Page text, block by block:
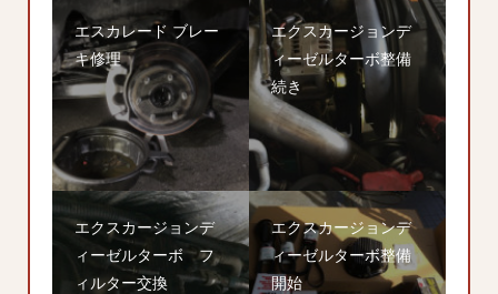
エスカレード ブレー
キ修理
エクスカージョンデ
ィーゼルターボ整備
続き
エクスカージョンデ
ィーゼルターボ フ
ィルター交換
エクスカージョンデ
ィーゼルターボ整備
開始